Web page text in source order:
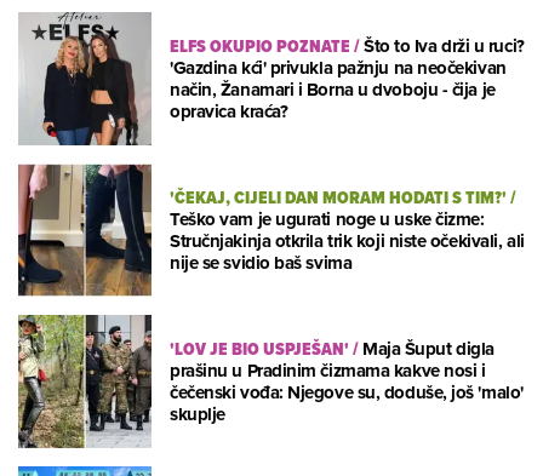
ELFS OKUPIO POZNATE/Što to Iva drži u ruci?
'Gazdina kći' privukla pažnju na neočekivan
način, Žanamari i Borna u dvoboju - čija je
opravica kraća?
'ČEKAJ, CIJELI DAN MORAM HODATI S TIM?'/
Teško vam je ugurati noge u uske čizme:
Stručnjakinja otkrila trik koji niste očekivali, ali
nije se svidio baš svima
'LOV JE BIO USPJEŠAN'/Maja Šuput digla
prašinu u Pradinim čizmama kakve nosi i
čečenski vođa: Njegove su, doduše, još 'malo'
skuplje